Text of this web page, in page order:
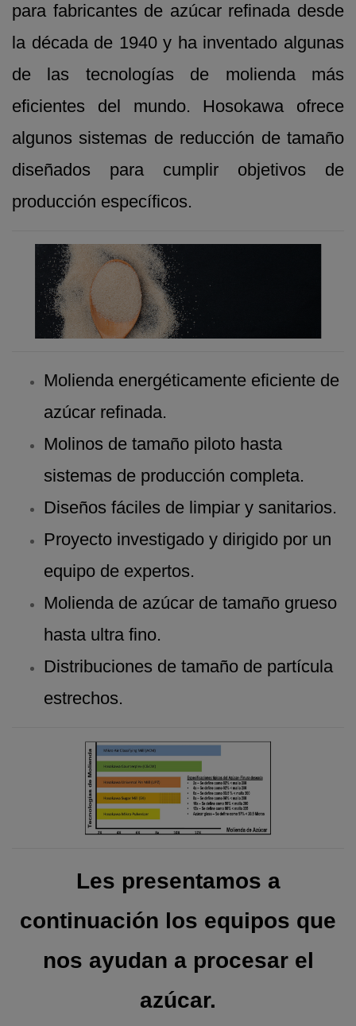
para fabricantes de azúcar refinada desde
la década de 1940 y ha inventado algunas
de las tecnologías de molienda más
eficientes del mundo. Hosokawa ofrece
algunos sistemas de reducción de tamaño
diseñados para cumplir objetivos de
producción específicos.
Molienda energéticamente eficiente de
azúcar refinada.
Molinos de tamaño piloto hasta
sistemas de producción completa.
Diseños fáciles de limpiar y sanitarios.
Proyecto investigado y dirigido por un
equipo de expertos.
Molienda de azúcar de tamaño grueso
hasta ultra fino.
Distribuciones de tamaño de partícula
estrechos.
Les presentamos a
continuación los equipos que
nos ayudan a procesar el
azúcar.